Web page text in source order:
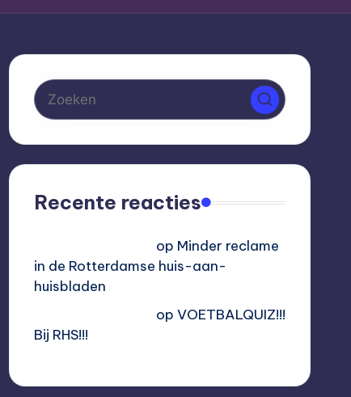
Recente reacties
op Minder reclame
in de Rotterdamse huis-aan-
huisbladen
op VOETBALQUIZ!!!
Bij RHS!!!